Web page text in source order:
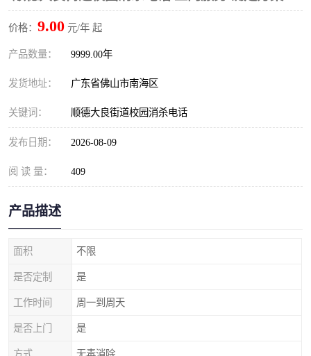
价格： 9.00 元/年 起
产品数量： 9999.00年
发货地址： 广东省佛山市南海区
关键词： 顺德大良街道校园消杀电话
发布日期： 2026-08-09
阅 读 量： 409
产品描述
面积 不限
是否定制 是
工作时间 周一到周天
是否上门 是